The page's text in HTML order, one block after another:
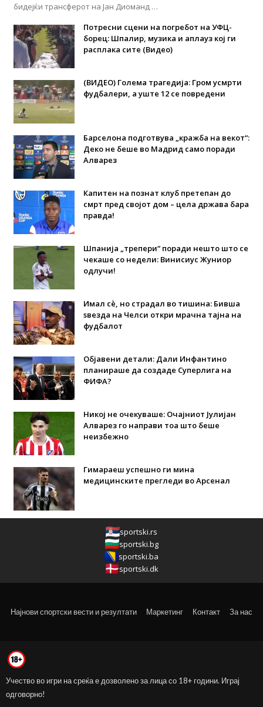
бидејќи трансферот на Јан Диоманд …
Потресни сцени на погребот на УФЦ-
борец: Шпалир, музика и аплауз кој ги
расплака сите (Видео)
(ВИДЕО) Голема трагедија: Гром усмрти
фудбалери, а уште 12 се повредени
Барселона подготвува „кражба на векот“:
Деко не беше во Мадрид само поради
Алварез
Капитен на познат клуб претепан до
смрт пред својот дом – цела држава бара
правда!
Шпанија „трепери“ поради нешто што се
чекаше со недели: Винисиус Жуниор
одлучи!
Имал сè, но страдал во тишина: Бивша
ѕвезда на Челси откри мрачна тајна на
фудбалот
Објавени детали: Дали Инфантино
планираше да создаде Суперлига на
ФИФА?
Никој не очекуваше: Очајниот Јулијан
Алварез го направи тоа што беше
неизбежно
Гимараеш успешно ги мина
медицинските прегледи во Арсенал
sportski.rs
sportski.bg
sportski.ba
sportski.dk
Најнови спортски вести и резултати Маркетинг Контакт За нас
Учество во игри на среќа е дозволено за лица со 18+ години. Играј
одговорно!